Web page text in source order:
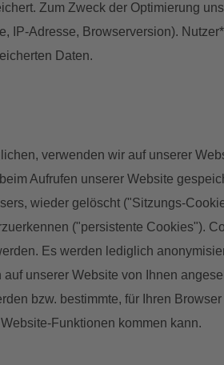
Zum Zweck der Optimierung
IP-Adresse, Browserversion).
Daten.
verwenden wir auf unserer
Aufrufen unserer Website
wieder gelöscht ("Sitzungs-
("persistente Cookies").
Es werden lediglich
unserer Website von Ihnen
bzw. bestimmte, für Ihren
Funktionen kommen kann.